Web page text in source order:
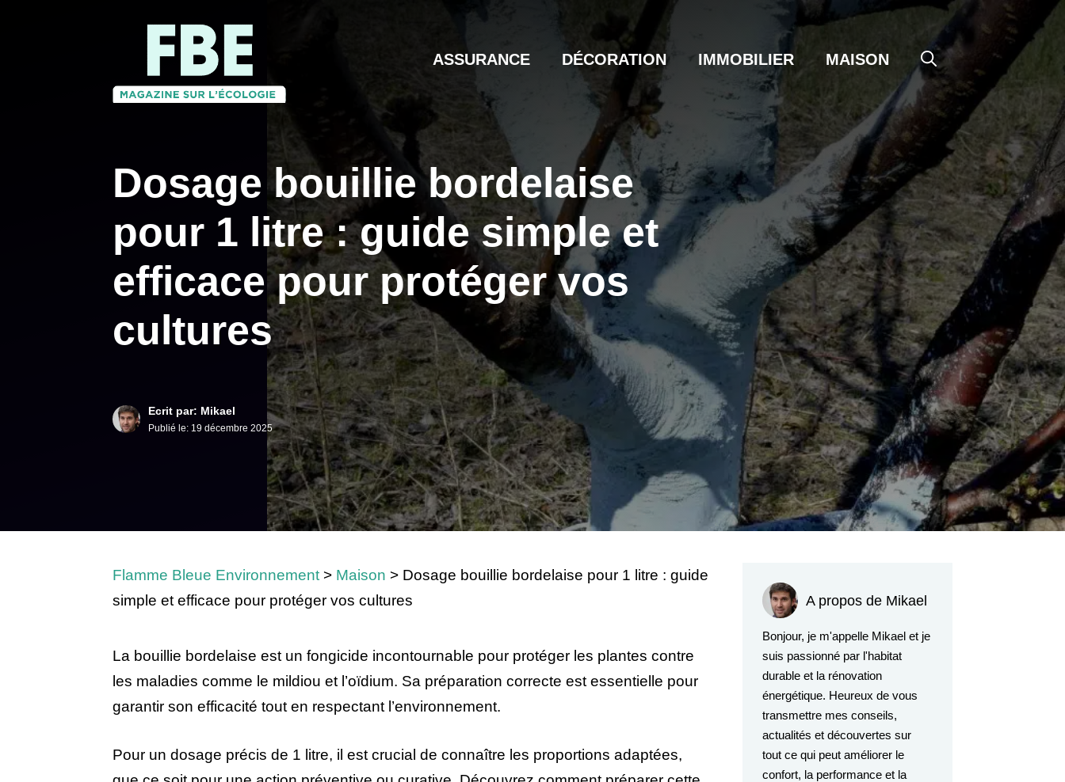
ASSURANCE DÉCORATION IMMOBILIER MAISON
Dosage bouillie bordelaise
pour 1 litre : guide simple et
efficace pour protéger vos
cultures
Ecrit par: Mikael
Publié le: 19 décembre 2025
Flamme Bleue Environnement > Maison > Dosage bouillie bordelaise pour 1 litre : guide
simple et efficace pour protéger vos cultures
La bouillie bordelaise est un fongicide incontournable pour protéger les plantes contre
les maladies comme le mildiou et l’oïdium. Sa préparation correcte est essentielle pour
garantir son efficacité tout en respectant l’environnement.
Pour un dosage précis de 1 litre, il est crucial de connaître les proportions adaptées,
A propos de Mikael
Bonjour, je m'appelle Mikael et je
suis passionné par l'habitat
durable et la rénovation
énergétique. Heureux de vous
transmettre mes conseils,
actualités et découvertes sur
tout ce qui peut améliorer le
confort, la performance et la